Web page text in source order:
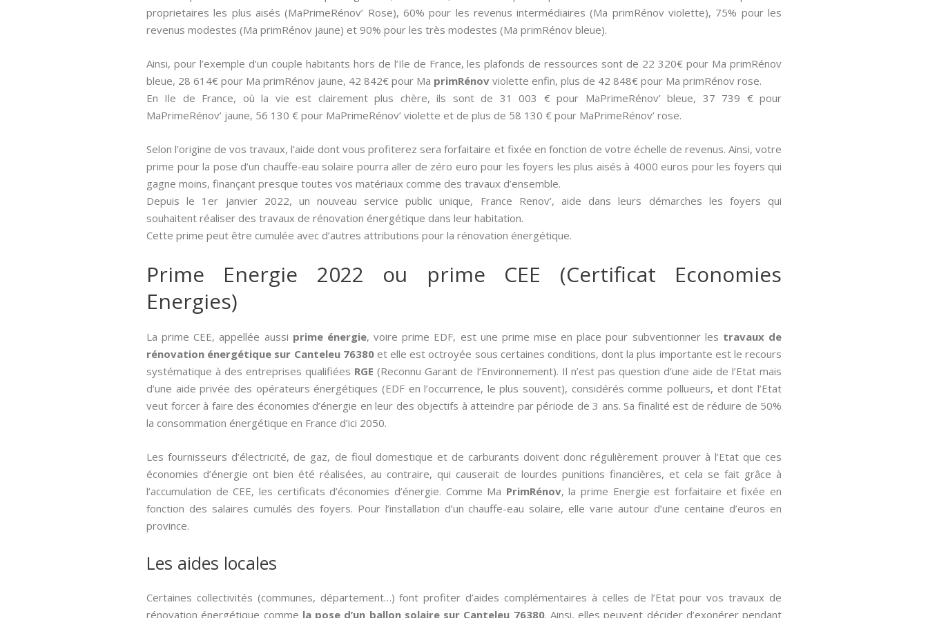
proprietaires les plus aisés (MaPrimeRénov’ Rose), 60% pour les revenus intermédiaires (Ma primRénov violette), 75% pour les
revenus modestes (Ma primRénov jaune) et 90% pour les très modestes (Ma primRénov bleue).
Ainsi, pour l’exemple d’un couple habitants hors de l’Ile de France, les plafonds de ressources sont de 22 320€ pour Ma primRénov
bleue, 28 614€ pour Ma primRénov jaune, 42 842€ pour Ma primRénov violette enfin, plus de 42 848€ pour Ma primRénov rose.
En Ile de France, où la vie est clairement plus chère, ils sont de 31 003 € pour MaPrimeRénov’ bleue, 37 739 € pour
MaPrimeRénov’ jaune, 56 130 € pour MaPrimeRénov’ violette et de plus de 58 130 € pour MaPrimeRénov’ rose.
Selon l’origine de vos travaux, l’aide dont vous profiterez sera forfaitaire et fixée en fonction de votre échelle de revenus. Ainsi, votre
prime pour la pose d’un chauffe-eau solaire pourra aller de zéro euro pour les foyers les plus aisés à 4000 euros pour les foyers qui
gagne moins, finançant presque toutes vos matériaux comme des travaux d’ensemble.
Depuis le 1er janvier 2022, un nouveau service public unique, France Renov’, aide dans leurs démarches les foyers qui
souhaitent réaliser des travaux de rénovation énergétique dans leur habitation.
Cette prime peut être cumulée avec d’autres attributions pour la rénovation énergétique.
Prime Energie 2022 ou prime CEE (Certificat Economies
Energies)
La prime CEE, appellée aussi­ prime énergie, voire prime EDF, est une prime mise en place pour subventionner les travaux de
rénovation énergétique sur Canteleu 76380et elle est octroyée sous certaines conditions, dont la plus importante est le recours
systématique à des entreprises qualifiées RGE (Reconnu Garant de l’Environnement). Il n’est pas question d’une aide de l’Etat mais
d’une aide privée des opérateurs énergétiques (EDF en l’occurrence, le plus souvent), considérés comme pollueurs, et dont l’Etat
veut forcer à faire des économies d’énergie en leur des objectifs à atteindre par période de 3 ans. Sa finalité est de réduire de 50%
la consommation énergétique en France d’ici 2050.
Les fournisseurs d’électricité, de gaz, de fioul domestique et de carburants doivent donc régulièrement prouver à l’Etat que ces
économies d’énergie ont bien été réalisées, au contraire, qui causerait de lourdes punitions financières, et cela se fait grâce à
l’accumulation de CEE, les certificats d’économies d’énergie. Comme Ma PrimRénov, la prime Energie est forfaitaire et fixée en
fonction des salaires cumulés des foyers. Pour l’installation d’un chauffe-eau solaire, elle varie autour d’une centaine d’euros en
province.
Les aides locales
Certaines collectivités (communes, département…) font profiter d’aides complémentaires à celles de l’Etat pour vos travaux de
rénovation énergétique comme la pose d’un ballon solaire sur Canteleu 76380. Ainsi, elles peuvent décider d’exonérer pendant